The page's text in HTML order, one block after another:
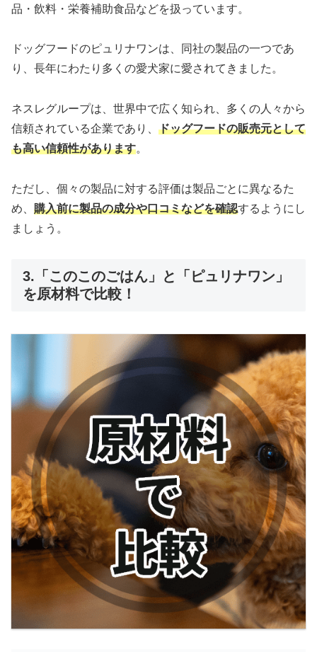
品・飲料・栄養補助食品などを扱っています。
ドッグフードのピュリナワンは、同社の製品の一つであ
り、長年にわたり多くの愛犬家に愛されてきました。
ネスレグループは、世界中で広く知られ、多くの人々から
信頼されている企業であり、 ドッグフードの販売元として
も高い信頼性があります。
ただし、個々の製品に対する評価は製品ごとに異なるた
め、 購入前に製品の成分や口コミなどを確認するようにし
ましょう。
3.「このこのごはん」と「ピュリナワン」
を原材料で比較！